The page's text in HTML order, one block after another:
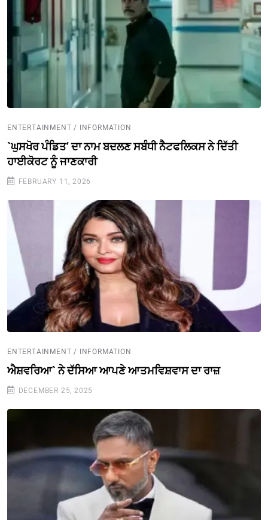
ENTERTAINMENT / INFORMATION
`ਘੁਸਖੋਰ ਪੰਡਿਤ’ ਦਾ ਨਾਮ ਬਦਲਣ ਸਬੰਧੀ ਨੈਟਫਲਿਕਸ ਨੇ ਦਿੱਤੀ
ਹਾਈਕੋਰਟ ਨੂੰ ਜਾਣਕਾਰੀ
FEBRUARY 11, 2026
ENTERTAINMENT / INFORMATION
ਐਸ਼ਵਰਿਆ` ਨੇ ਦੱਸਿਆ ਆਪਣੇ ਆਤਮਵਿਸ਼ਵਾਸ ਦਾ ਰਾਜ਼
DECEMBER 25, 2025